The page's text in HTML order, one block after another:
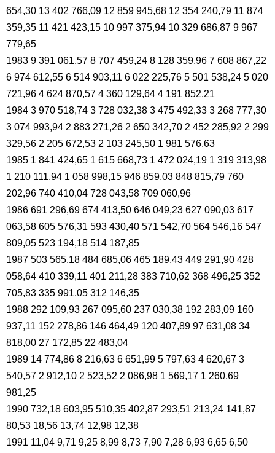
654,30 13 402 766,09 12 859 945,68 12 354 240,79 11 874
359,35 11 421 423,15 10 997 375,94 10 329 686,87 9 967
779,65
1983 9 391 061,57 8 707 459,24 8 128 359,96 7 608 867,22
6 974 612,55 6 514 903,11 6 022 225,76 5 501 538,24 5 020
721,96 4 624 870,57 4 360 129,64 4 191 852,21
1984 3 970 518,74 3 728 032,38 3 475 492,33 3 268 777,30
3 074 993,94 2 883 271,26 2 650 342,70 2 452 285,92 2 299
329,56 2 205 672,53 2 103 245,50 1 981 576,63
1985 1 841 424,65 1 615 668,73 1 472 024,19 1 319 313,98
1 210 111,94 1 058 998,15 946 859,03 848 815,79 760
202,96 740 410,04 728 043,58 709 060,96
1986 691 296,69 674 413,50 646 049,23 627 090,03 617
063,58 605 576,31 593 430,40 571 542,70 564 546,16 547
809,05 523 194,18 514 187,85
1987 503 565,18 484 685,06 465 189,43 449 291,90 428
058,64 410 339,11 401 211,28 383 710,62 368 496,25 352
705,83 335 991,05 312 146,35
1988 292 109,93 267 095,60 237 030,38 192 283,09 160
937,11 152 278,86 146 464,49 120 407,89 97 631,08 34
818,00 27 172,85 22 483,04
1989 14 774,86 8 216,63 6 651,99 5 797,63 4 620,67 3
540,57 2 912,10 2 523,52 2 086,98 1 569,17 1 260,69
981,25
1990 732,18 603,95 510,35 402,87 293,51 213,24 141,87
80,53 18,56 13,74 12,98 12,38
1991 11,04 9,71 9,25 8,99 8,73 7,90 7,28 6,93 6,65 6,50